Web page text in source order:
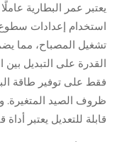
يعتبر عمر البطارية
استخدام إعدادات
تشغيل المصباح، مما
القدرة على التبديل
فقط على توفير طاقة
ظروف الصيد المتغيرة.
قابلة للتعديل يعتبر